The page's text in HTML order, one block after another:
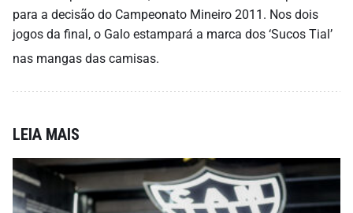
para a decisão do Campeonato Mineiro 2011. Nos dois
jogos da final, o Galo estampará a marca dos ‘Sucos Tial’
nas mangas das camisas.
LEIA MAIS